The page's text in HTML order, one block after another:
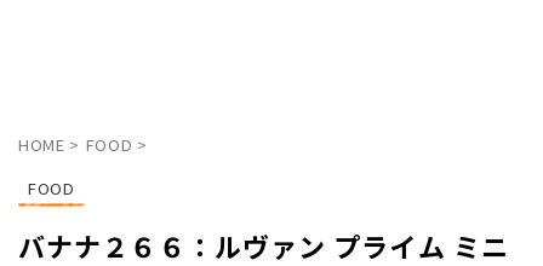
HOME > FOOD >
FOOD
バナナ２６６：ルヴァン プライム ミニ